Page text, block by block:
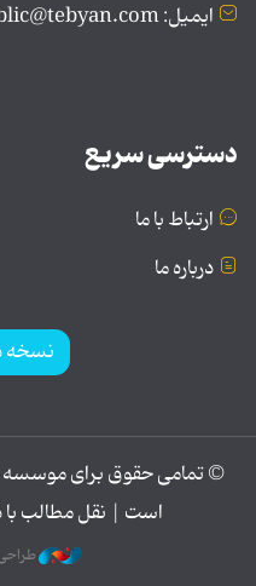
ایمیل: public@tebyan.com
دسترسی سریع
ارتباط با ما
درباره ما
نسخه
© تمامی حقوق برای
است | نقل مطالب با